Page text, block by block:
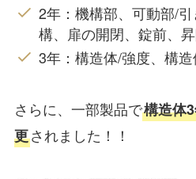
2年：機構部、可動部/
構、扉の開閉、錠前、
3年：構造体/強度、構
さらに、一部製品で構造体
更されました！！